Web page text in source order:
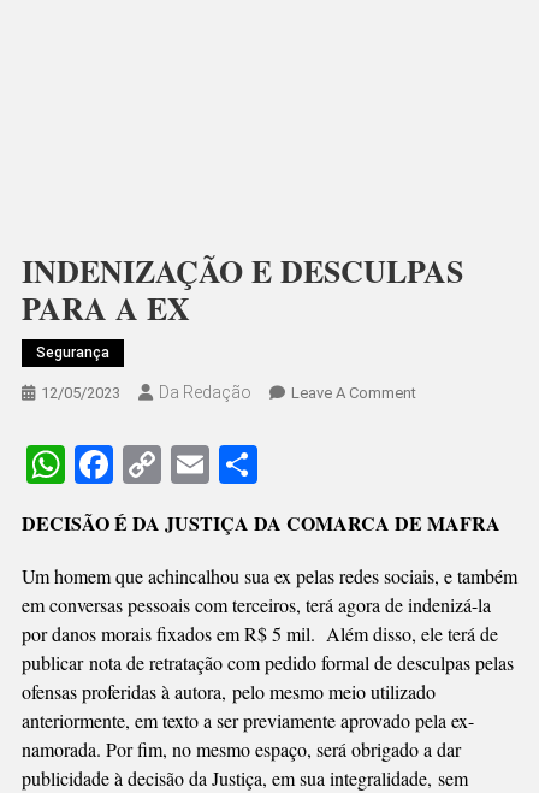
INDENIZAÇÃO E DESCULPAS
PARA A EX
Segurança
12/05/2023 Da Redação Leave A CommentOn
A
WhatsApp
Facebook
CopyEmail
DECISÃO É DA JUSTIÇA DA COMARCA DE MAFRA
Um homem que achincalhou sua ex pelas redes sociais, e também
em conversas pessoais com terceiros, terá agora de indenizá-la
por danos morais fixados em R$ 5 mil. Além disso, ele terá de
publicar nota de retratação com pedido formal de desculpas pelas
ofensas proferidas à autora, pelo mesmo meio utilizado
anteriormente, em texto a ser previamente aprovado pela ex-
namorada. Por fim, no mesmo espaço, será obrigado a dar
publicidade à decisão da Justiça, em sua integralidade, sem